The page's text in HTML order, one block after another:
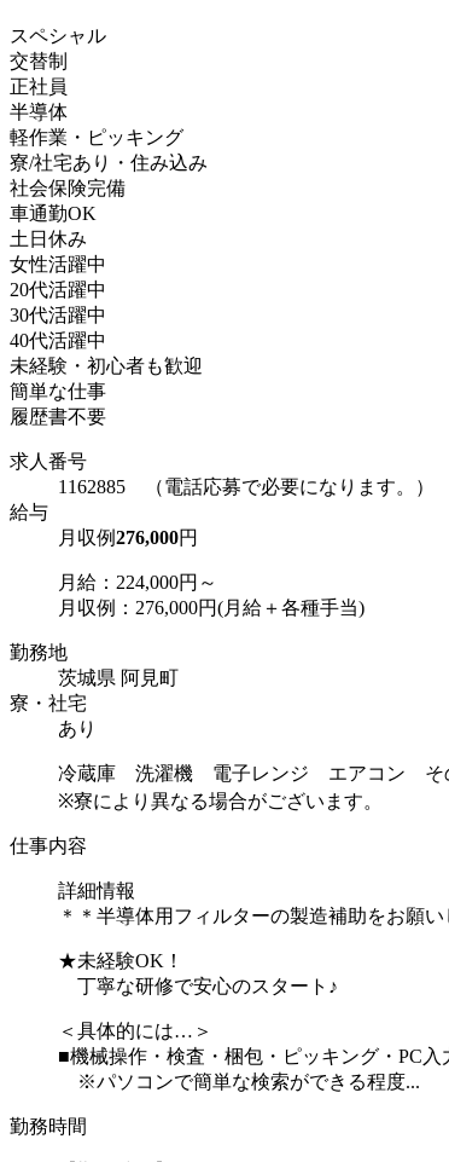
スペシャル
交替制
正社員
半導体
軽作業・ピッキング
寮/社宅あり・住み込み
社会保険完備
車通勤OK
土日休み
女性活躍中
20代活躍中
30代活躍中
40代活躍中
未経験・初心者も歓迎
簡単な仕事
履歴書不要
求人番号
1162885 （電話応募で必要になります。）
給与
月収例276,000円
月給：224,000円～
月収例：276,000円(月給＋各種手当)
勤務地
茨城県 阿見町
寮・社宅
あり
冷蔵庫 洗濯機 電子レンジ エアコン そ
※寮により異なる場合がございます。
仕事内容
詳細情報
＊＊半導体用フィルターの製造補助をお願い
★未経験OK！
丁寧な研修で安心のスタート♪
＜具体的には…＞
■機械操作・検査・梱包・ピッキング・PC入
※パソコンで簡単な検索ができる程度...
勤務時間